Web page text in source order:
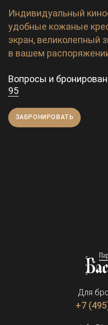
Индивидуальный
удобные кожаные
экран, великолепный
в вашем
Вопросы и
95
ЗАБРОНИРОВАТЬ
Для
+7